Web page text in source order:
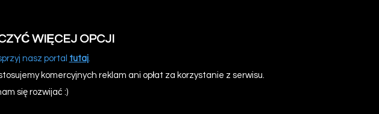
WIĘCEJ OPCJI
nasz portal tutaj.
komercyjnych reklam ani opłat za korzystanie z serwisu.
się rozwijać :)